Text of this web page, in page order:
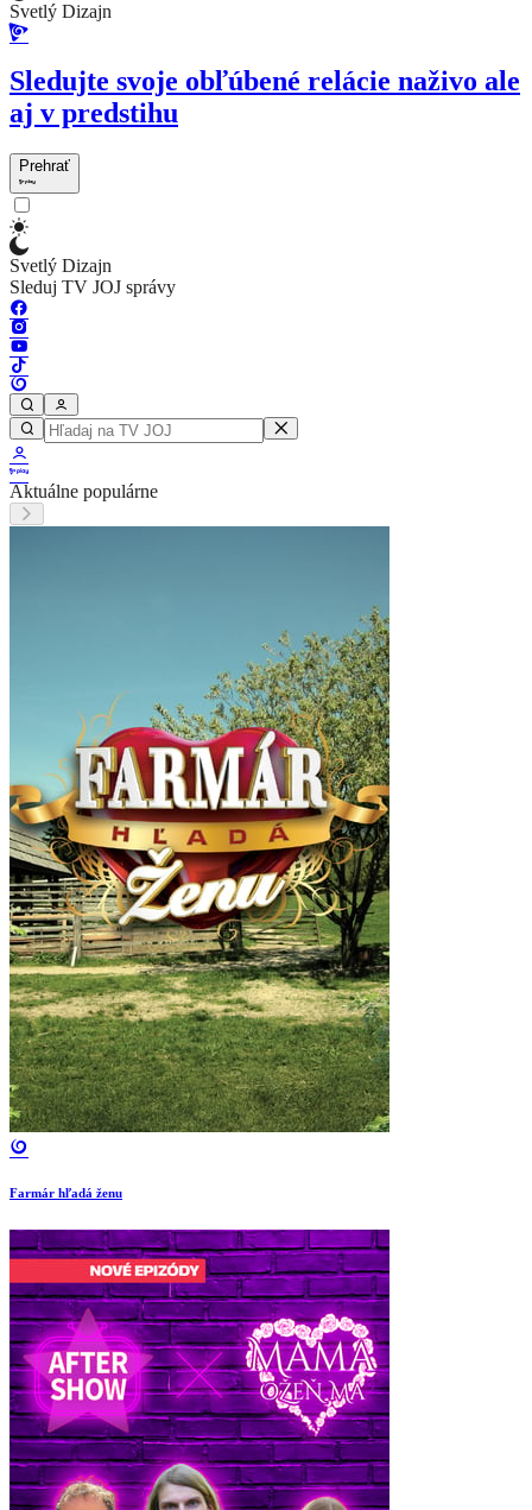
Svetlý Dizajn
Sledujte svoje obľúbené relácie naživo ale
aj v predstihu
Prehrať
Svetlý Dizajn
Sleduj TV JOJ správy
Aktuálne populárne
Farmár hľadá ženu